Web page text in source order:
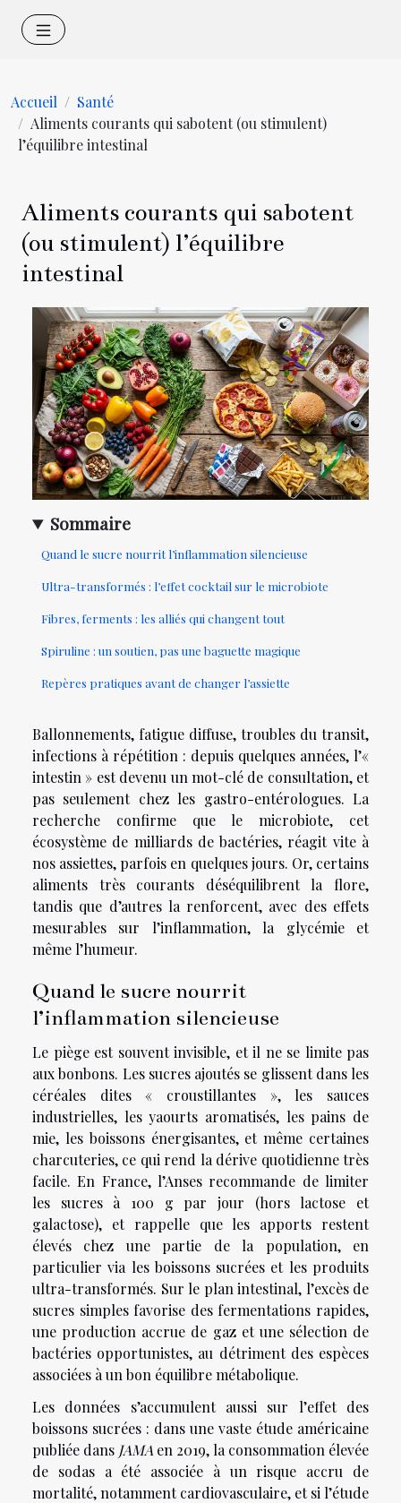
Accueil
Santé
Aliments courants qui sabotent (ou stimulent)
l’équilibre intestinal
Aliments courants qui sabotent
(ou stimulent) l’équilibre
intestinal
Sommaire
Quand le sucre nourrit l’inflammation silencieuse
Ultra-transformés : l’effet cocktail sur le microbiote
Fibres, ferments : les alliés qui changent tout
Spiruline : un soutien, pas une baguette magique
Repères pratiques avant de changer l’assiette
Ballonnements, fatigue diffuse, troubles du transit,
infections à répétition : depuis quelques années, l’«
intestin » est devenu un mot-clé de consultation, et
pas seulement chez les gastro-entérologues. La
recherche confirme que le microbiote, cet
écosystème de milliards de bactéries, réagit vite à
nos assiettes, parfois en quelques jours. Or, certains
aliments très courants déséquilibrent la flore,
tandis que d’autres la renforcent, avec des effets
mesurables sur l’inflammation, la glycémie et
même l’humeur.
Quand le sucre nourrit
l’inflammation silencieuse
Le piège est souvent invisible, et il ne se limite pas
aux bonbons. Les sucres ajoutés se glissent dans les
céréales dites « croustillantes », les sauces
industrielles, les yaourts aromatisés, les pains de
mie, les boissons énergisantes, et même certaines
charcuteries, ce qui rend la dérive quotidienne très
facile. En France, l’Anses recommande de limiter
les sucres à 100 g par jour (hors lactose et
galactose), et rappelle que les apports restent
élevés chez une partie de la population, en
particulier via les boissons sucrées et les produits
ultra-transformés. Sur le plan intestinal, l’excès de
sucres simples favorise des fermentations rapides,
une production accrue de gaz et une sélection de
bactéries opportunistes, au détriment des espèces
associées à un bon équilibre métabolique.
Les données s’accumulent aussi sur l’effet des
boissons sucrées : dans une vaste étude américaine
publiée dans JAMA en 2019, la consommation élevée
de sodas a été associée à un risque accru de
mortalité, notamment cardiovasculaire, et si l’étude